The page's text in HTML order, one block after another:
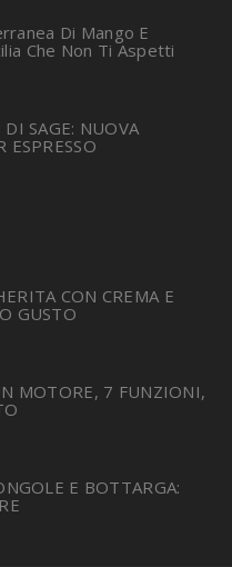
Di Mango E
Che Non Ti Aspetti
SAGE: NUOVA
ESPRESSO
CON CREMA E
GUSTO
MOTORE, 7 FUNZIONI,
E BOTTARGA: